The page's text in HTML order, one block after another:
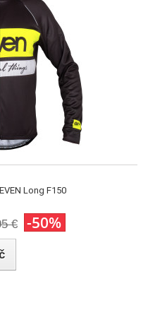
Long F150
€ -50%